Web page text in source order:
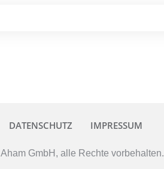
DATENSCHUTZ IMPRESSUM
Aham GmbH , alle Rechte vorbehalten.